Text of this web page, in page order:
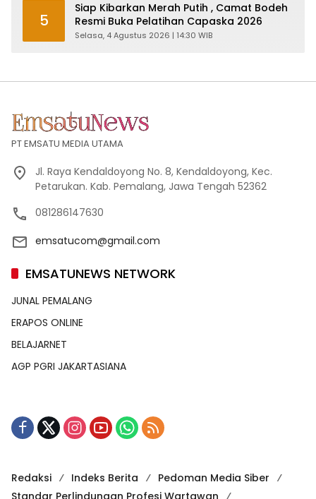
5
Siap Kibarkan Merah Putih , Camat Bodeh
Resmi Buka Pelatihan Capaska 2026
Selasa, 4 Agustus 2026 | 14:30 WIB
PT EMSATU MEDIA UTAMA
Jl. Raya Kendaldoyong No. 8, Kendaldoyong, Kec.
Petarukan. Kab. Pemalang, Jawa Tengah 52362
081286147630
emsatucom@gmail.com
EMSATUNEWS NETWORK
JUNAL PEMALANG
ERAPOS ONLINE
BELAJARNET
AGP PGRI JAKARTASIANA
Redaksi Indeks Berita
Pedoman Media Siber